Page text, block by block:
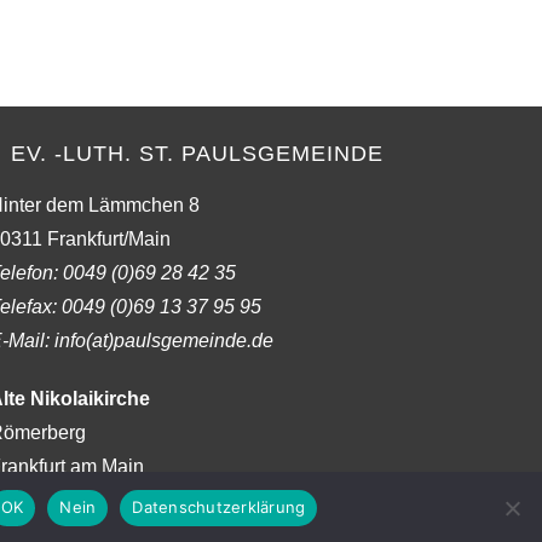
EV. -LUTH. ST. PAULSGEMEINDE
dem Lämmchen 8
Frankfurt/Main
0049 (0)69 28 42 35
0049 (0)69 13 37 95 95
Mail: info(at)paulsgemeinde.de
Nikolaikirche
am Main
OK Nein Datenschutzerklärung